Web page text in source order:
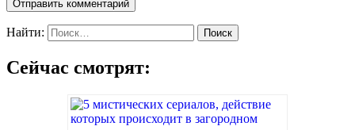
Найти:
Сейчас смотрят: